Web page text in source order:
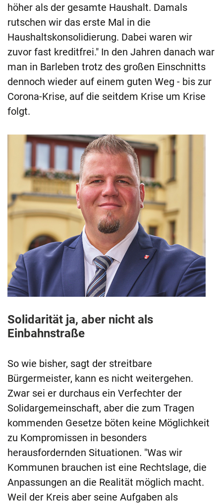
höher als der gesamte Haushalt. Damals
rutschen wir das erste Mal in die
Haushaltskonsolidierung. Dabei waren wir
zuvor fast kreditfrei." In den Jahren danach war
man in Barleben trotz des großen Einschnitts
dennoch wieder auf einem guten Weg - bis zur
Corona-Krise, auf die seitdem Krise um Krise
folgt.
Solidarität ja, aber nicht als
Einbahnstraße
So wie bisher, sagt der streitbare
Bürgermeister, kann es nicht weitergehen.
Zwar sei er durchaus ein Verfechter der
Solidargemeinschaft, aber die zum Tragen
kommenden Gesetze böten keine Möglichkeit
zu Kompromissen in besonders
herausfordernden Situationen. "Was wir
Kommunen brauchen ist eine Rechtslage, die
Anpassungen an die Realität möglich macht.
Weil der Kreis aber seine Aufgaben als